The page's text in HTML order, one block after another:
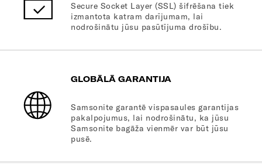
Secure Socket Layer (SSL) šifrēšana tiek
izmantota katram darījumam, lai
nodrošinātu jūsu pasūtījuma drošību.
GLOBĀLĀ GARANTIJA
Samsonite garantē vispasaules garantijas
pakalpojumus, lai nodrošinātu, ka jūsu
Samsonite bagāža vienmēr var būt jūsu
pusē.